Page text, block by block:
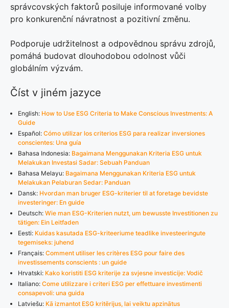
správcovských faktorů posiluje informované volby
pro konkurenční návratnost a pozitivní změnu.
Podporuje udržitelnost a odpovědnou správu zdrojů,
pomáhá budovat dlouhodobou odolnost vůči
globálním výzvám.
Číst v jiném jazyce
English: How to Use ESG Criteria to Make Conscious Investments: A
Guide
Español: Cómo utilizar los criterios ESG para realizar inversiones
conscientes: Una guía
Bahasa Indonesia: Bagaimana Menggunakan Kriteria ESG untuk
Melakukan Investasi Sadar: Sebuah Panduan
Bahasa Melayu: Bagaimana Menggunakan Kriteria ESG untuk
Melakukan Pelaburan Sedar: Panduan
Dansk: Hvordan man bruger ESG-kriterier til at foretage bevidste
investeringer: En guide
Deutsch: Wie man ESG-Kriterien nutzt, um bewusste Investitionen zu
tätigen: Ein Leitfaden
Eesti: Kuidas kasutada ESG-kriteeriume teadlike investeeringute
tegemiseks: juhend
Français: Comment utiliser les critères ESG pour faire des
investissements conscients : un guide
Hrvatski: Kako koristiti ESG kriterije za svjesne investicije: Vodič
Italiano: Come utilizzare i criteri ESG per effettuare investimenti
consapevoli: una guida
Latviešu: Kā izmantot ESG kritērijus, lai veiktu apzinātus